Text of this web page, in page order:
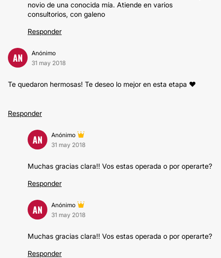
novio de una conocida mía. Atiende en varios
consultorios, con galeno
Responder
AN
Anónimo
31 may 2018
Te quedaron hermosas! Te deseo lo mejor en esta etapa ♥
Responder
AN
Anónimo
31 may 2018
Muchas gracias clara!! Vos estas operada o por operarte?
Responder
AN
Anónimo
31 may 2018
Muchas gracias clara!! Vos estas operada o por operarte?
Responder